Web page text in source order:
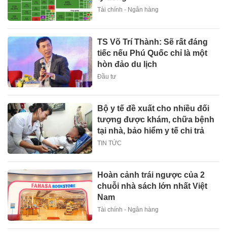
Tài chính - Ngân hàng
TS Võ Trí Thành: Sẽ rất đáng
tiếc nếu Phú Quốc chỉ là một
hòn đảo du lịch
Đầu tư
Bộ y tế đề xuất cho nhiều đối
tượng được khám, chữa bệnh
tại nhà, bảo hiểm y tế chi trả
TIN TỨC
Hoàn cảnh trái ngược của 2
chuỗi nhà sách lớn nhất Việt
Nam
Tài chính - Ngân hàng